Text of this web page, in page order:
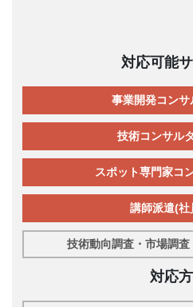
対応可能
事業開発コンサ
技術コンサル
スポット専門家コ
講師派遣(社
技術動向調査・市場調
対応